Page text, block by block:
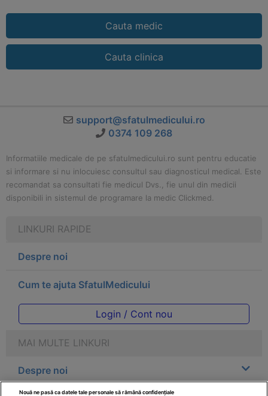
Cauta medic
Cauta clinica
support@sfatulmedicului.ro
0374 109 268
Informatiile medicale de pe sfatulmedicului.ro sunt pentru educatie
si informare si nu inlocuiesc consultul sau diagnosticul medical. Este
recomandat sa consultati fie medicul Dvs., fie unul din medicii
disponibili in sistemul de programare la medic Clickmed.
LINKURI RAPIDE
Despre noi
Cum te ajuta SfatulMedicului
Login / Cont nou
MAI MULTE LINKURI
Despre noi
Nouă ne pasă ca datele tale personale să rămână confidențiale